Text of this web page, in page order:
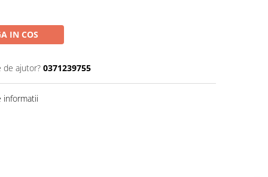
IN COS
de ajutor? 0371239755
informatii